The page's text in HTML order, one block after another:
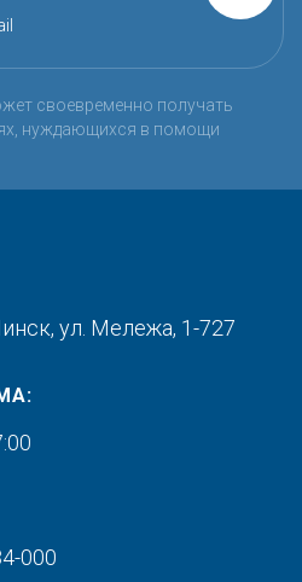
своевременно получать
нуждающихся в помощи
ул. Мележа, 1-727
000